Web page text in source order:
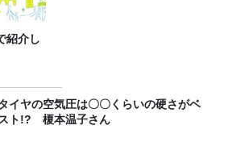
紹介し
イヤの空気圧は〇〇くらいの硬さがベ
スト!? 榎本温子さん